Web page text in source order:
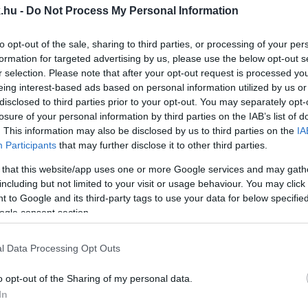
- Do Not Process My Personal Information
opt-out of the sale, sharing to third parties, or processing of your
for targeted advertising by us, please use the below opt-out
selection. Please note that after your opt-out request is processed
interest-based ads based on personal information utilized by us
to third parties prior to your opt-out. You may separately
of your personal information by third parties on the IAB’s list of
This information may also be disclosed by us to third parties on the
Participants that may further disclose it to other third parties.
that this website/app uses one or more Google services and may
but not limited to your visit or usage behaviour. You may
to Google and its third-party tags to use your data for below
consent section.
Data Processing Opt Outs
opt-out of the Sharing of my personal data.
ES FŐÚT GYÖNGYÖSFALU ÉS LUKÁCSHÁZA
ÉS LUKÁCSHÁZA KÖZÖTTI
az adófizetőknek.
ÉS LUKÁCSHÁZA BELTERÜLETI SZAKASZAIT
LESZ A SZOMBATHELYI ELKERÜLŐN